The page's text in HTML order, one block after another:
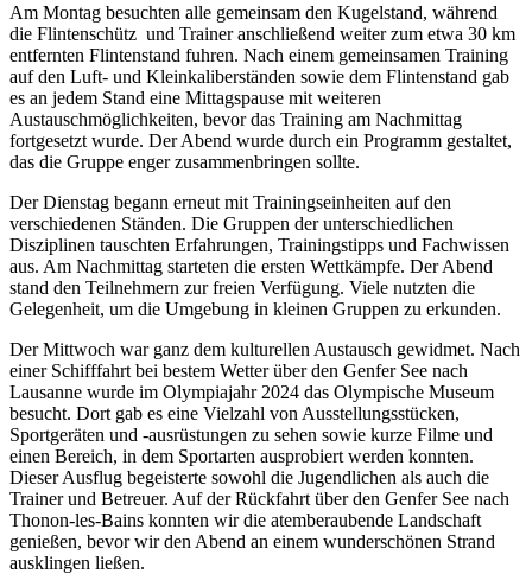
Am Montag besuchten alle gemeinsam den Kugelstand, während
die Flintenschütz und Trainer anschließend weiter zum etwa 30 km
entfernten Flintenstand fuhren. Nach einem gemeinsamen Training
auf den Luft- und Kleinkaliberständen sowie dem Flintenstand gab
es an jedem Stand eine Mittagspause mit weiteren
Austauschmöglichkeiten, bevor das Training am Nachmittag
fortgesetzt wurde. Der Abend wurde durch ein Programm gestaltet,
das die Gruppe enger zusammenbringen sollte.
Der Dienstag begann erneut mit Trainingseinheiten auf den
verschiedenen Ständen. Die Gruppen der unterschiedlichen
Disziplinen tauschten Erfahrungen, Trainingstipps und Fachwissen
aus. Am Nachmittag starteten die ersten Wettkämpfe. Der Abend
stand den Teilnehmern zur freien Verfügung. Viele nutzten die
Gelegenheit, um die Umgebung in kleinen Gruppen zu erkunden.
Der Mittwoch war ganz dem kulturellen Austausch gewidmet. Nach
einer Schifffahrt bei bestem Wetter über den Genfer See nach
Lausanne wurde im Olympiajahr 2024 das Olympische Museum
besucht. Dort gab es eine Vielzahl von Ausstellungsstücken,
Sportgeräten und -ausrüstungen zu sehen sowie kurze Filme und
einen Bereich, in dem Sportarten ausprobiert werden konnten.
Dieser Ausflug begeisterte sowohl die Jugendlichen als auch die
Trainer und Betreuer. Auf der Rückfahrt über den Genfer See nach
Thonon-les-Bains konnten wir die atemberaubende Landschaft
genießen, bevor wir den Abend an einem wunderschönen Strand
ausklingen ließen.